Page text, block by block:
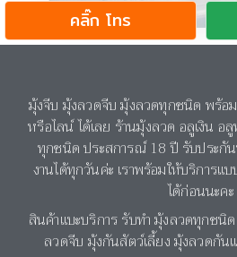
คลิ๊ก โทร
มุ้งจีบ มุ้งลวดจีบ มุ้งลวดทุกชนิด พร้อ
หรือไลน์ ได้เลย ร้านมุ้งลวด อลูเงิน อ
ทุกชนิด ประสการณ์ 18 ปี รับประกั
งานได้ทุกวันค่ะ เราพร้อมให้บริการแ
ได้ก่อนนะคะ
สินค้าแบะบริการรับทำ มุ้งลวดทุกชนิ
ลวดจีบ มุ้งกันสัตว์เลี้ยง มุ้งลวดกั